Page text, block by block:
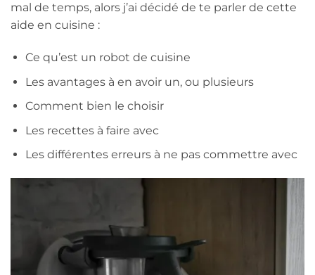
mal de temps, alors j’ai décidé de te parler de cette
aide en cuisine :
Ce qu’est un robot de cuisine
Les avantages à en avoir un, ou plusieurs
Comment bien le choisir
Les recettes à faire avec
Les différentes erreurs à ne pas commettre avec